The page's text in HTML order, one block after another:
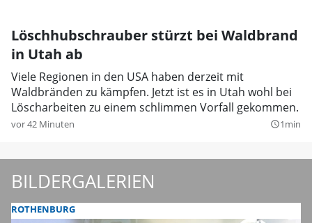
Löschhubschrauber stürzt bei Waldbrand
in Utah ab
Viele Regionen in den USA haben derzeit mit
Waldbränden zu kämpfen. Jetzt ist es in Utah wohl bei
Löscharbeiten zu einem schlimmen Vorfall gekommen.
vor 42 Minuten query_builder1min
BILDERGALERIEN
ROTHENBURG